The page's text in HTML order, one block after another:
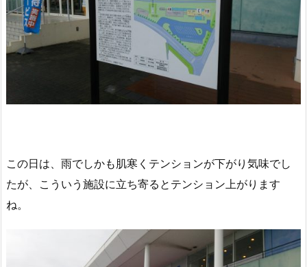
この日は、雨でしかも肌寒くテンションが下がり気味でし
たが、こういう施設に立ち寄るとテンション上がります
ね。